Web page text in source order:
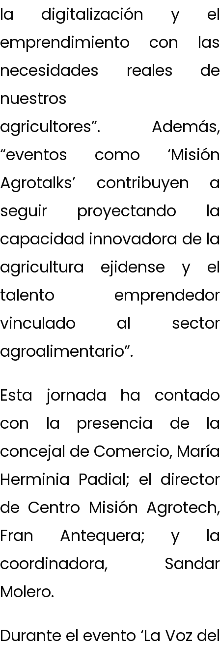
la digitalización y el
emprendimiento con las
necesidades reales de
nuestros
agricultores”. Además,
“eventos como ‘Misión
Agrotalks’ contribuyen a
seguir proyectando la
capacidad innovadora de la
agricultura ejidense y el
talento emprendedor
vinculado al sector
agroalimentario”.
Esta jornada ha contado
con la presencia de la
concejal de Comercio, María
Herminia Padial; el director
de Centro Misión Agrotech,
Fran Antequera; y la
coordinadora, Sandar
Molero.
Durante el evento ‘La Voz del